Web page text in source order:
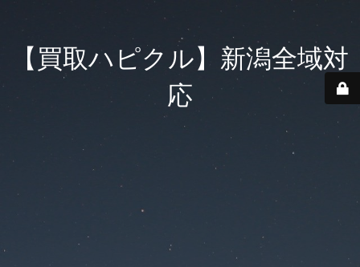
【買取ハピクル】新潟全域対
応